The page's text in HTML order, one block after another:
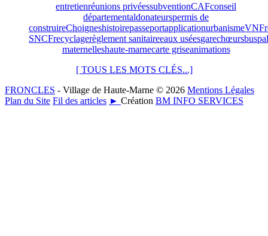
entretienréunions privéessubventionCAFconseil
départementaldonateurspermis de
construireChoigneshistoirepasseportapplicationurbanismeVNF
SNCFrecyclagerèglement sanitaireeaux uséesgarechœursbus
maternelleshaute-marnecarte griseanimations
[ TOUS LES MOTS CLÉS...]
FRONCLES - Village de Haute-Marne © 2026 Mentions Légales
Plan du Site Fil des articles ► Création BM INFO SERVICES